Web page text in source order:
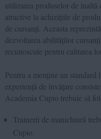
utilizarea produselor de înaltă
atractive la achizițiile de
de cursanți. Aceasta
dezvoltarea abilităților
recunoscute pentru calitatea
Pentru a menține un standard
experiență de învățare
Academia Cupio trebuie să
Trainerii de manichiură
Cupio.